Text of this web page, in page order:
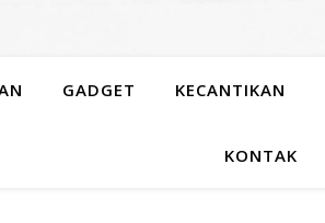
GADGET KECANTIKAN
KONTAK